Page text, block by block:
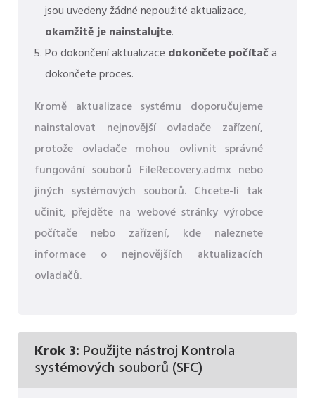
jsou uvedeny žádné nepoužité aktualizace,
okamžitě je nainstalujte.
Po dokončení aktualizace dokončete počítača
dokončete proces.
Kromě aktualizace systému doporučujeme
nainstalovat nejnovější ovladače zařízení,
protože ovladače mohou ovlivnit správné
fungování souborů FileRecovery.admx nebo
jiných systémových souborů. Chcete-li tak
učinit, přejděte na webové stránky výrobce
počítače nebo zařízení, kde naleznete
informace o nejnovějších aktualizacích
ovladačů.
Krok 3: Použijte nástroj Kontrola
systémových souborů (SFC)